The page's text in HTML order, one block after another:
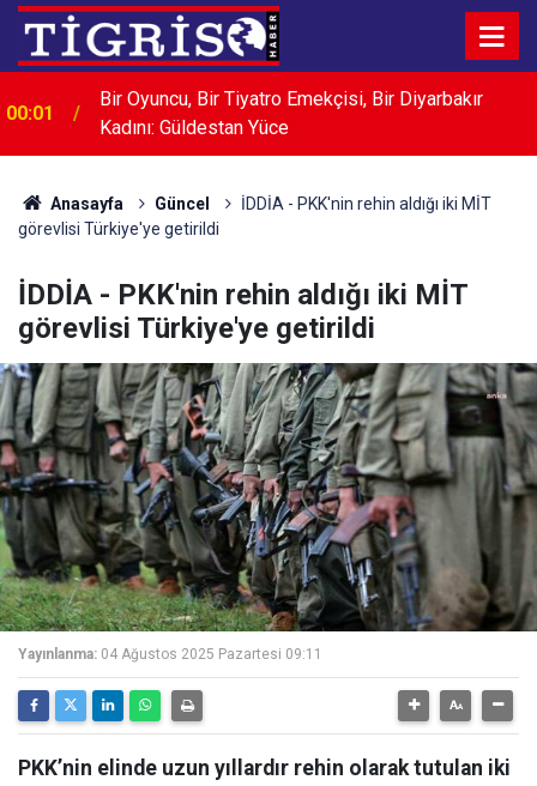
00:01
Bir Oyuncu, Bir Tiyatro Emekçisi, Bir Diyarbakır
Kadını: Güldestan Yüce
00:01 LABORATUVAR HİZMETİ ALINACAKTIR
Anasayfa Güncel
İDDİA - PKK'nin rehin aldığı iki MİT
görevlisi Türkiye'ye getirildi
İDDİA - PKK'nin rehin aldığı iki MİT
görevlisi Türkiye'ye getirildi
Yayınlanma: 04 Ağustos 2025 Pazartesi 09:11
PKK’nin elinde uzun yıllardır rehin olarak tutulan iki